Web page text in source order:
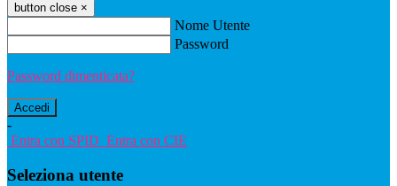
button close ×
Nome Utente
Password
Password dimenticata?
-
Entra con SPID Entra con CIE
Seleziona utente